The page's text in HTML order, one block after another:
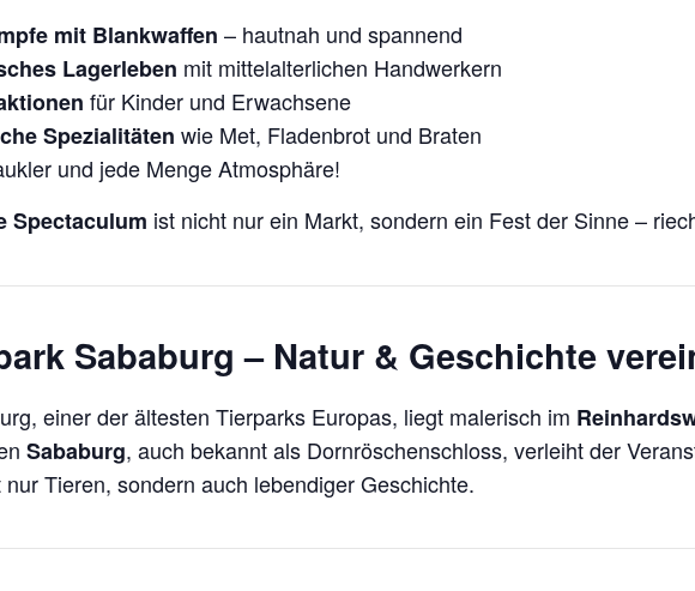
mit Blankwaffen – hautnah und spannend
Lagerleben mit mittelalterlichen Handwerkern
für Kinder und Erwachsene
Spezialitäten wie Met, Fladenbrot und Braten
und jede Menge Atmosphäre!
Spectaculum ist nicht nur ein Markt, sondern ein Fest der Sinne –
Sababurg – Natur & Geschichte
einer der ältesten Tierparks Europas, liegt malerisch im
Sababurg, auch bekannt als Dornröschenschloss, verleiht der
Tieren, sondern auch lebendiger Geschichte.